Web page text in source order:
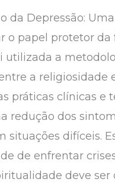
da Depressão:
o papel protetor
utilizada a
a religiosidade
práticas clínicas e
redução dos
difíceis.
de enfrentar
deve